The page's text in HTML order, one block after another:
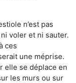
n’est pas
voler et ni sauter.
ces
une méprise.
elle se déplace en
les murs ou sur